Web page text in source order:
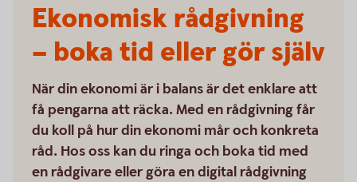
Ekonomisk rådgivning
– boka tid eller gör själv
När din ekonomi är i balans är det enklare att
få pengarna att räcka. Med en rådgivning får
du koll på hur din ekonomi mår och konkreta
råd. Hos oss kan du ringa och boka tid med
en rådgivare eller göra en digital rådgivning